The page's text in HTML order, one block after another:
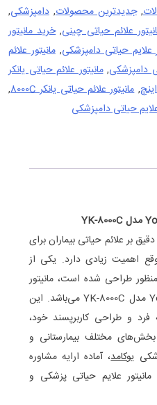
,جدیدترین محصولات, دامپزشکی,
علائم حیاتی چینی,خرید مانیتور
علایم حیاتی دامپزشکی,مانیتور علائم
دامپزشکی,مانیتور علائم حیاتی یانکر
,مانیتور علائم حیاتی یانکر 8000C
,
حیاتی دامپزشکی
بر علائم حیاتی بیماران برای
اهمیت زیادی دارد. یکی از
طراحی شده است، مانیتور
برند Yonker مدل YK-8000C می‌باشد. این
و طراحی کاربرپسند خود،
بخش‌های مختلف بیمارستانی و
یوکامد، آماده ارایه مشاوره
علایم حیاتی پزشکی و